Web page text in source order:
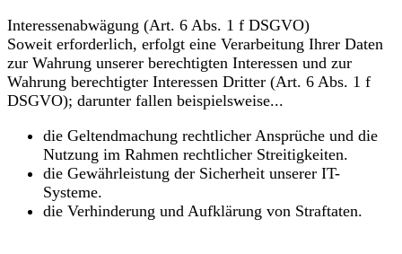
Interessenabwägung (Art. 6 Abs. 1 f DSGVO)
Soweit erforderlich, erfolgt eine Verarbeitung Ihrer Daten
zur Wahrung unserer berechtigten Interessen und zur
Wahrung berechtigter Interessen Dritter (Art. 6 Abs. 1 f
DSGVO); darunter fallen beispielsweise...
die Geltendmachung rechtlicher Ansprüche und die
Nutzung im Rahmen rechtlicher Streitigkeiten.
die Gewährleistung der Sicherheit unserer IT-
Systeme.
die Verhinderung und Aufklärung von Straftaten.